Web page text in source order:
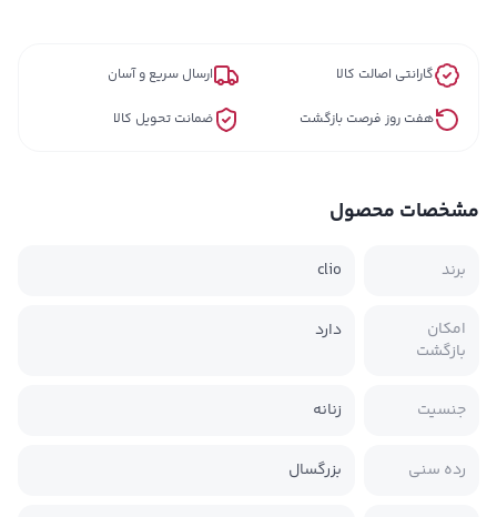
گارانتی اصالت کالا ارسال سریع و آسان
هفت روز فرصت بازگشت ضمانت تحویل کالا
مشخصات محصول
برند clio
امکان
بازگشت
دارد
جنسیت زنانه
رده سنی بزرگسال